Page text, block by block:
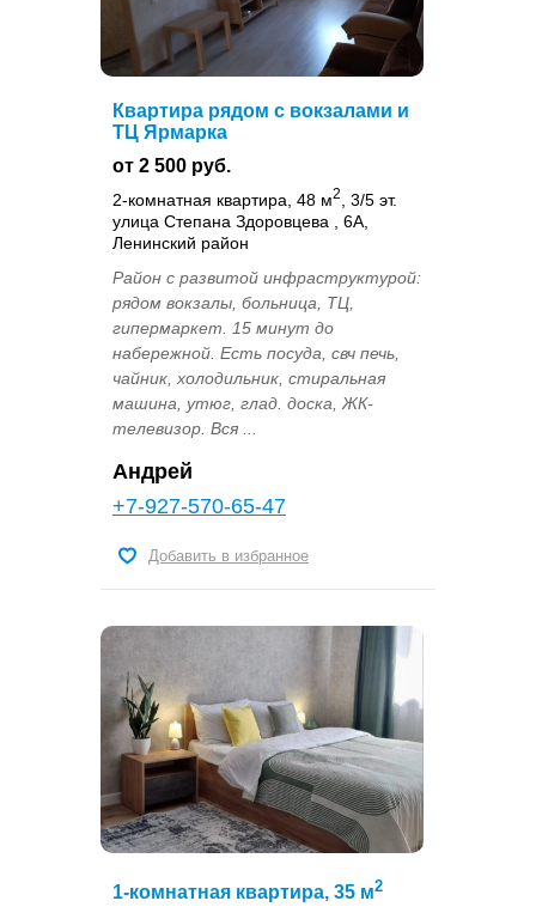
Квартира рядом с вокзалами и
ТЦ Ярмарка
от 2 500 руб.
2-комнатная квартира, 48 м2
, 3/5 эт.
улица Степана Здоровцева , 6А,
Ленинский район
Район с развитой инфраструктурой:
рядом вокзалы, больница, ТЦ,
гипермаркет. 15 минут до
набережной. Есть посуда, свч печь,
чайник, холодильник, стиральная
машина, утюг, глад. доска, ЖК-
телевизор. Вся ...
Андрей
+7-927-570-65-47
Добавить в избранное
1-комнатная квартира, 35 м2